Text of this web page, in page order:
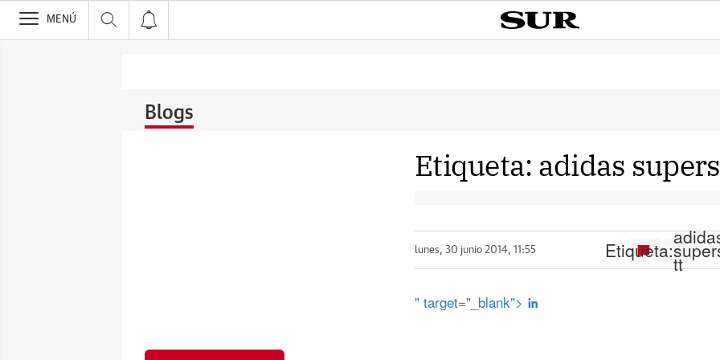
>
MENÚ
Blogs
Etiqueta: adidas
lunes, 30 junio 2014, 11:55 Etiqueta:
tt
" target="_blank">